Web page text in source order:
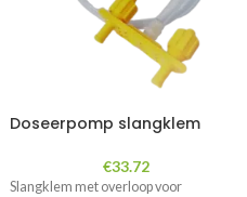
Doseerpomp slangklem
€33.72
Slangklem met overloop voor